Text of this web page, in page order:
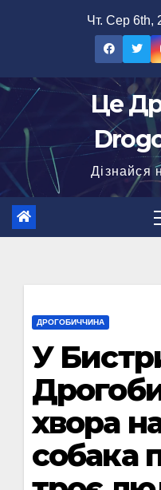
Чт. Сер 6th,
Це
Дізнайся
ДРОГОБИЧЧИНА
У
хвора
собака